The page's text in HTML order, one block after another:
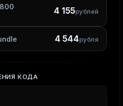
4 155рублей
4 544рубля
КОДА